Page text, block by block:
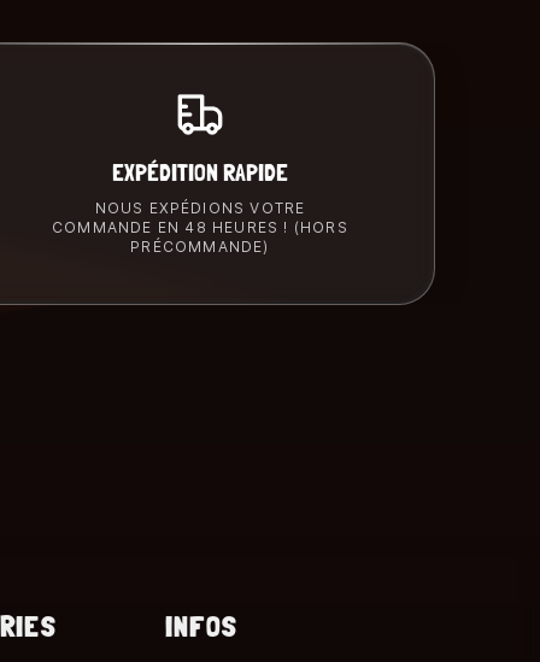
EXPÉDITION RAPIDE
NOUS EXPÉDIONS VOTRE
COMMANDE EN 48 HEURES ! (HORS
PRÉCOMMANDE)
INFOS